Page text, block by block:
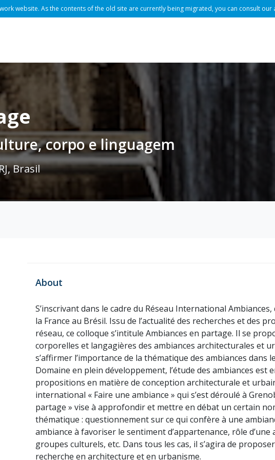
website. As the contents of the old site are currently being migrated, you can consult our
corpo e linguagem
Brasil
About
S’inscrivant dans le cadre du Réseau International
la France au Brésil. Issu de l’actualité des recherches et des
réseau, ce colloque s’intitule Ambiances en partage. Il se
corporelles et langagières des ambiances architecturales et
s’affirmer l’importance de la thématique des ambiances dans
Domaine en plein développement, l’étude des ambiances est
propositions en matière de conception architecturale et
international « Faire une ambiance » qui s’est déroulé à
partage » vise à approfondir et mettre en débat un certain
thématique : questionnement sur ce qui confère à une
ambiance à favoriser le sentiment d’appartenance, rôle
groupes culturels, etc. Dans tous les cas, il s’agira de
recherche en architecture et en urbanisme.